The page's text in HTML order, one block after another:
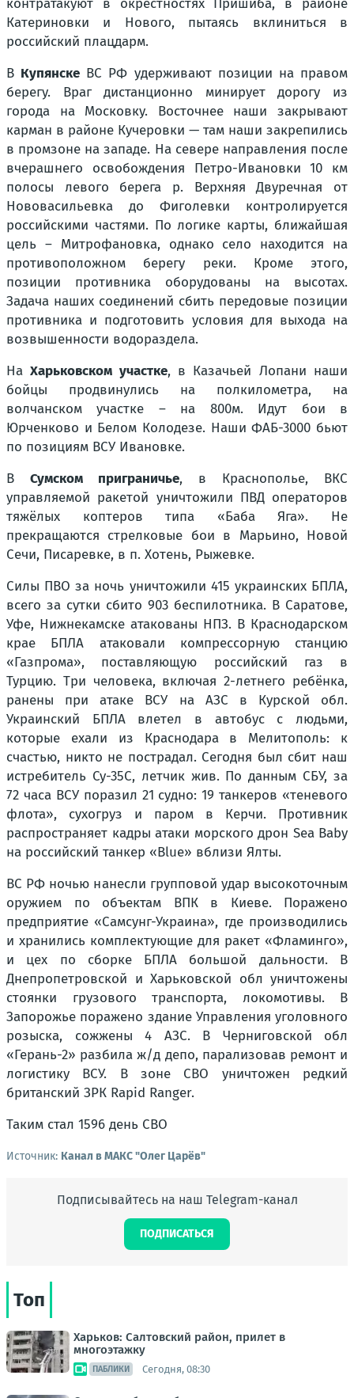
контратакуют в окрестностях Пришиба, в районе
Катериновки и Нового, пытаясь вклиниться в
российский плацдарм.
В Купянске ВС РФ удерживают позиции на правом
берегу. Враг дистанционно минирует дорогу из
города на Московку. Восточнее наши закрывают
карман в районе Кучеровки — там наши закрепились
в промзоне на западе. На севере направления после
вчерашнего освобождения Петро-Ивановки 10 км
полосы левого берега р. Верхняя Двуречная от
Нововасильевка до Фиголевки контролируется
российскими частями. По логике карты, ближайшая
цель – Митрофановка, однако село находится на
противоположном берегу реки. Кроме этого,
позиции противника оборудованы на высотах.
Задача наших соединений сбить передовые позиции
противника и подготовить условия для выхода на
возвышенности водораздела.
НаХарьковском участке, в Казачьей Лопани наши
бойцы продвинулись на полкилометра, на
волчанском участке – на 800м. Идут бои в
Юрченково и Белом Колодезе. Наши ФАБ-3000 бьют
по позициям ВСУ Ивановке.
В Сумском приграничье, в Краснополье, ВКС
управляемой ракетой уничтожили ПВД операторов
тяжёлых коптеров типа «Баба Яга». Не
прекращаются стрелковые бои в Марьино, Новой
Сечи, Писаревке, в п. Хотень, Рыжевке.
Силы ПВО за ночь уничтожили 415 украинских БПЛА,
всего за сутки сбито 903 беспилотника. В Саратове,
Уфе, Нижнекамске атакованы НПЗ. В Краснодарском
крае БПЛА атаковали компрессорную станцию
«Газпрома», поставляющую российский газ в
Турцию. Три человека, включая 2-летнего ребёнка,
ранены при атаке ВСУ на АЗС в Курской обл.
Украинский БПЛА влетел в автобус с людьми,
которые ехали из Краснодара в Мелитополь: к
счастью, никто не пострадал. Сегодня был сбит наш
истребитель Су-35С, летчик жив. По данным СБУ, за
72 часа ВСУ поразил 21 судно: 19 танкеров «теневого
флота», сухогруз и паром в Керчи. Противник
распространяет кадры атаки морского дрон Sea Baby
на российский танкер «Blue» вблизи Ялты.
ВС РФ ночью нанесли групповой удар высокоточным
оружием по объектам ВПК в Киеве. Поражено
предприятие «Самсунг-Украина», где производились
и хранились комплектующие для ракет «Фламинго»,
и цех по сборке БПЛА большой дальности. В
Днепропетровской и Харьковской обл уничтожены
стоянки грузового транспорта, локомотивы. В
Запорожье поражено здание Управления уголовного
розыска, сожжены 4 АЗС. В Черниговской обл
«Герань-2» разбила ж/д депо, парализовав ремонт и
логистику ВСУ. В зоне СВО уничтожен редкий
британский ЗРК Rapid Ranger.
Таким стал 1596 день СВО
Источник: Канал в МАКС "Олег Царёв"
Подписывайтесь на наш Telegram-канал
ПОДПИСАТЬСЯ
Топ
Харьков: Салтовский район, прилет в
многоэтажку
ПАБЛИКИ Сегодня, 08:30